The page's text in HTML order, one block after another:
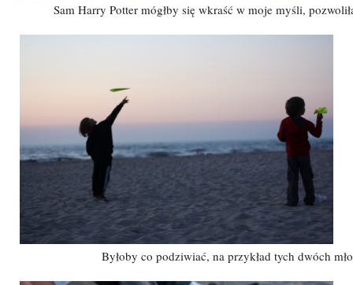
Sam Harry Potter mógłby się wkraść w moje myśli,
Byłoby co podziwiać, na przykład tych dwóch